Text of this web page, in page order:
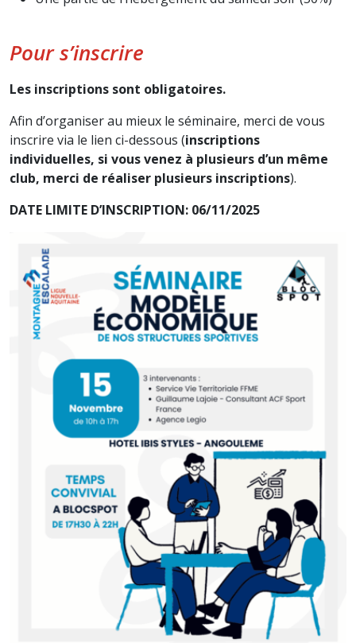
Pour s’inscrire
Les inscriptions sont obligatoires.
Afin d’organiser au mieux le séminaire, merci de vous
inscrire via le lien ci-dessous (inscriptions
individuelles, si vous venez à plusieurs d’un même
club, merci de réaliser plusieurs inscriptions).
DATE LIMITE D’INSCRIPTION: 06/11/2025